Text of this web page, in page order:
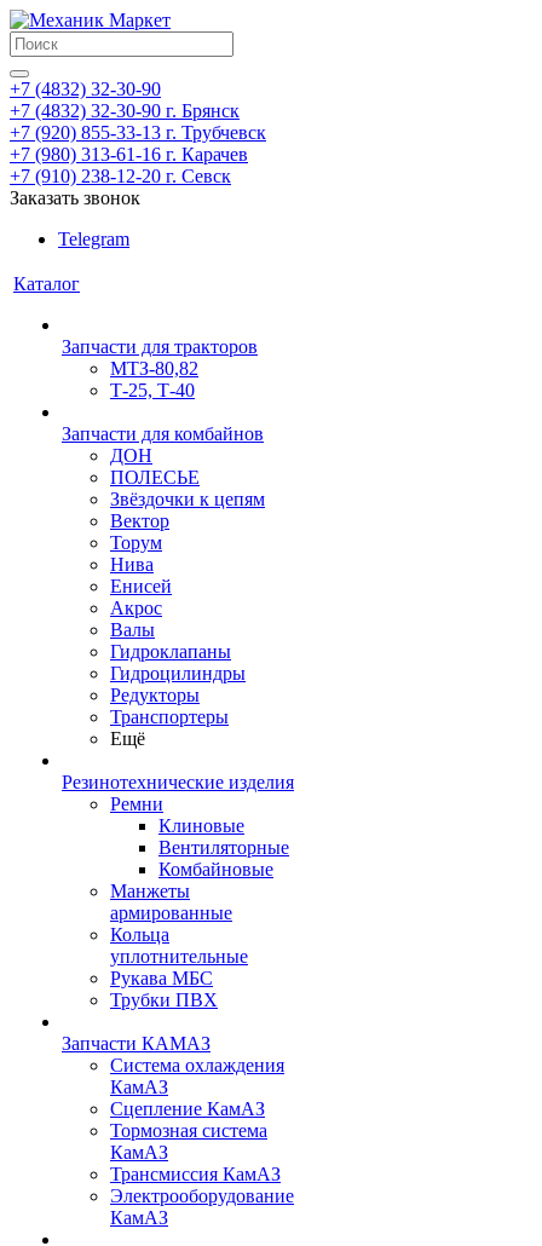
+7 (4832) 32-30-90
+7 (4832) 32-30-90 г. Брянск
+7 (920) 855-33-13 г. Трубчевск
+7 (980) 313-61-16 г. Карачев
+7 (910) 238-12-20 г. Севск
Заказать звонок
Telegram
Каталог
Запчасти для тракторов
МТЗ-80,82
Т-25, Т-40
Запчасти для комбайнов
ДОН
ПОЛЕСЬЕ
Звёздочки к цепям
Вектор
Торум
Нива
Енисей
Акрос
Валы
Гидроклапаны
Гидроцилиндры
Редукторы
Транспортеры
Ещё
Резинотехнические изделия
Ремни
Клиновые
Вентиляторные
Комбайновые
Манжеты
армированные
Кольца
уплотнительные
Рукава МБС
Трубки ПВХ
Запчасти КАМАЗ
Система охлаждения
КамАЗ
Сцепление КамАЗ
Тормозная система
КамАЗ
Трансмиссия КамАЗ
Электрооборудование
КамАЗ